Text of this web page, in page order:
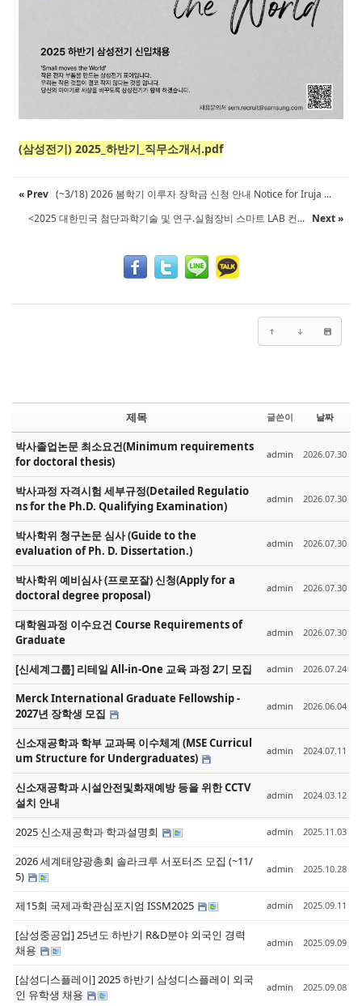
(삼성전기) 2025_하반기_직무소개서.pdf
« Prev (~3/18) 2026 봄학기 이루자 장학금 신청 안내 Notice for Iruja ...
<2025 대한민국 첨단과학기술 및 연구.실험장비 스마트 LAB 컨... Next »
제목 글쓴이 날짜
박사졸업논문 최소요건(Minimum requirements
for doctoral thesis)
admin 2026.07.30
박사과정 자격시험 세부규정(Detailed Regulatio
ns for the Ph.D. Qualifying Examination)
admin 2026.07.30
박사학위 청구논문 심사 (Guide to the
evaluation of Ph. D. Dissertation.)
admin 2026.07.30
박사학위 예비심사 (프로포잘) 신청(Apply for a
doctoral degree proposal)
admin 2026.07.30
대학원과정 이수요건 Course Requirements of
Graduate
admin 2026.07.30
[신세계그룹] 리테일 All-in-One 교육 과정 2기 모집 admin 2026.07.24
Merck International Graduate Fellowship -
2027년 장학생 모집
admin 2026.06.04
신소재공학과 학부 교과목 이수체계 (MSE Curricul
um Structure for Undergraduates)
admin 2024.07.11
신소재공학과 시설안전및화재예방 등을 위한 CCTV
설치 안내
admin 2024.03.12
2025 신소재공학과 학과설명회 admin 2025.11.03
2026 세계태양광총회 솔라크루 서포터즈 모집 (~11/
5)
admin 2025.10.28
제15회 국제과학관심포지엄 ISSM2025 admin 2025.09.11
[삼성중공업] 25년도 하반기 R&D분야 외국인 경력
채용
admin 2025.09.09
[삼성디스플레이] 2025 하반기 삼성디스플레이 외국
인 유학생 채용
admin 2025.09.08